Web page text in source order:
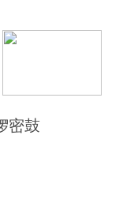
密鼓